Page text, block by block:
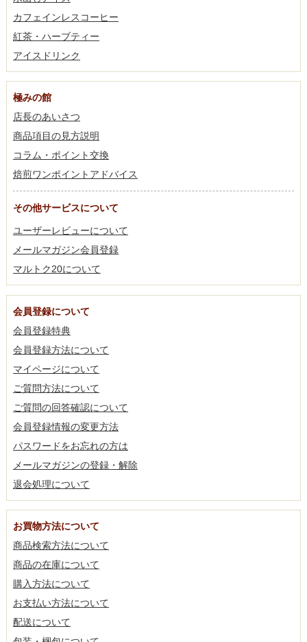
カフェインレスコーヒー
紅茶・ハーブティー
アイスドリンク
極みの館
店長のあいさつ
商品項目の見方説明
コラム・ポイント交換
焙煎ワンポイントアドバイス
その他サービスについて
ユーザーレビューについて
メールマガジン会員登録
マルトク20について
会員登録について
会員登録特典
会員登録方法について
マイページについて
ご質問方法について
ご質問の回答確認について
会員登録情報の変更方法
パスワードをお忘れの方は
メールマガジンの登録・解除
退会処理について
お買物方法について
商品検索方法について
商品の在庫について
購入方法について
お支払い方法について
配送について